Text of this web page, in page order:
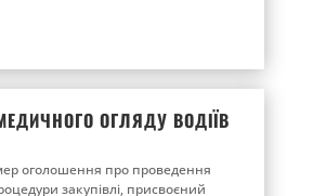
ОГЛЯДУ ВОДІЇВ
оголошення про проведення
закупівлі, присвоєний